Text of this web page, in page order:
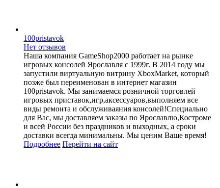
100pristavok
Нет отзывов
Наша компания GameShop2000 работает на рынке
игровых консолей Ярославля с 1999г. В 2014 году мы
запустили виртуальную витрину XboxMarket, который
позже был переименован в интернет магазин
100pristavok. Мы занимаемся розничной торговлей
игровых приставок,игр,аксессуаров,выполняем все
виды ремонта и обслуживаяния консолей!Специально
для Вас, мы доставляем заказы по Ярославлю,Костроме
и всей России без праздников и выходных, а сроки
доставки всегда минимальны. Мы ценим Ваше время!
Подробнее Перейти на сайт